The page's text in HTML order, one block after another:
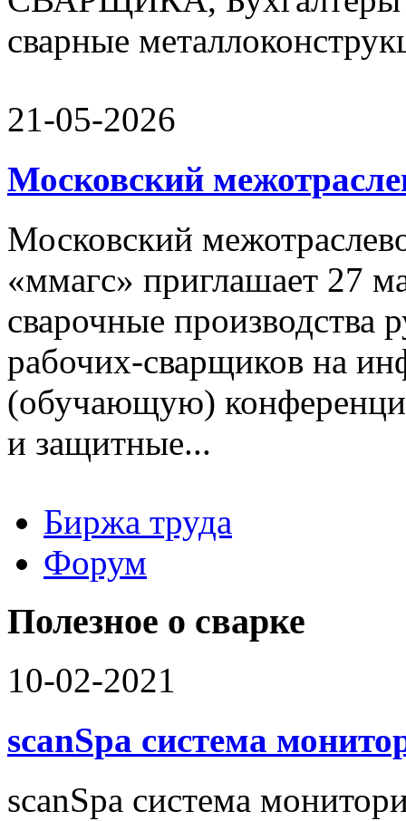
сварные
21-05-2026
Московский
Московский
«ммагс» приглашает 27
сварочные производства
рабочих-сварщиков на
(обучающую)
и защитные...
Биржа труда
Работодателю
Соискателю
Форум
Полезное о сварке
10-02-2021
scanSpa система
scanSpa система